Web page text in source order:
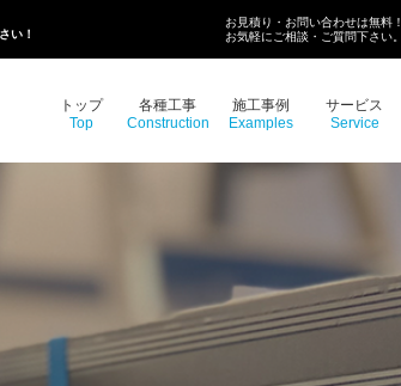
い！
お見積り・お問い合わせは無料！
お気軽にご相談・ご質問下さい。
トップ
Top
各種工事
Construction
施工事例
Examples
サービス
Service